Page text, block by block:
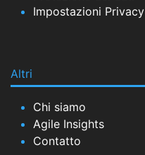
Impostazioni Privacy
Altri
Chi siamo
Agile Insights
Contatto